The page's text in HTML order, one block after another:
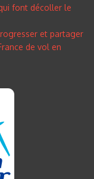
font décoller le
et partager
de vol en